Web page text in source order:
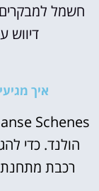
חשמל למבקרים
דיווש
איך